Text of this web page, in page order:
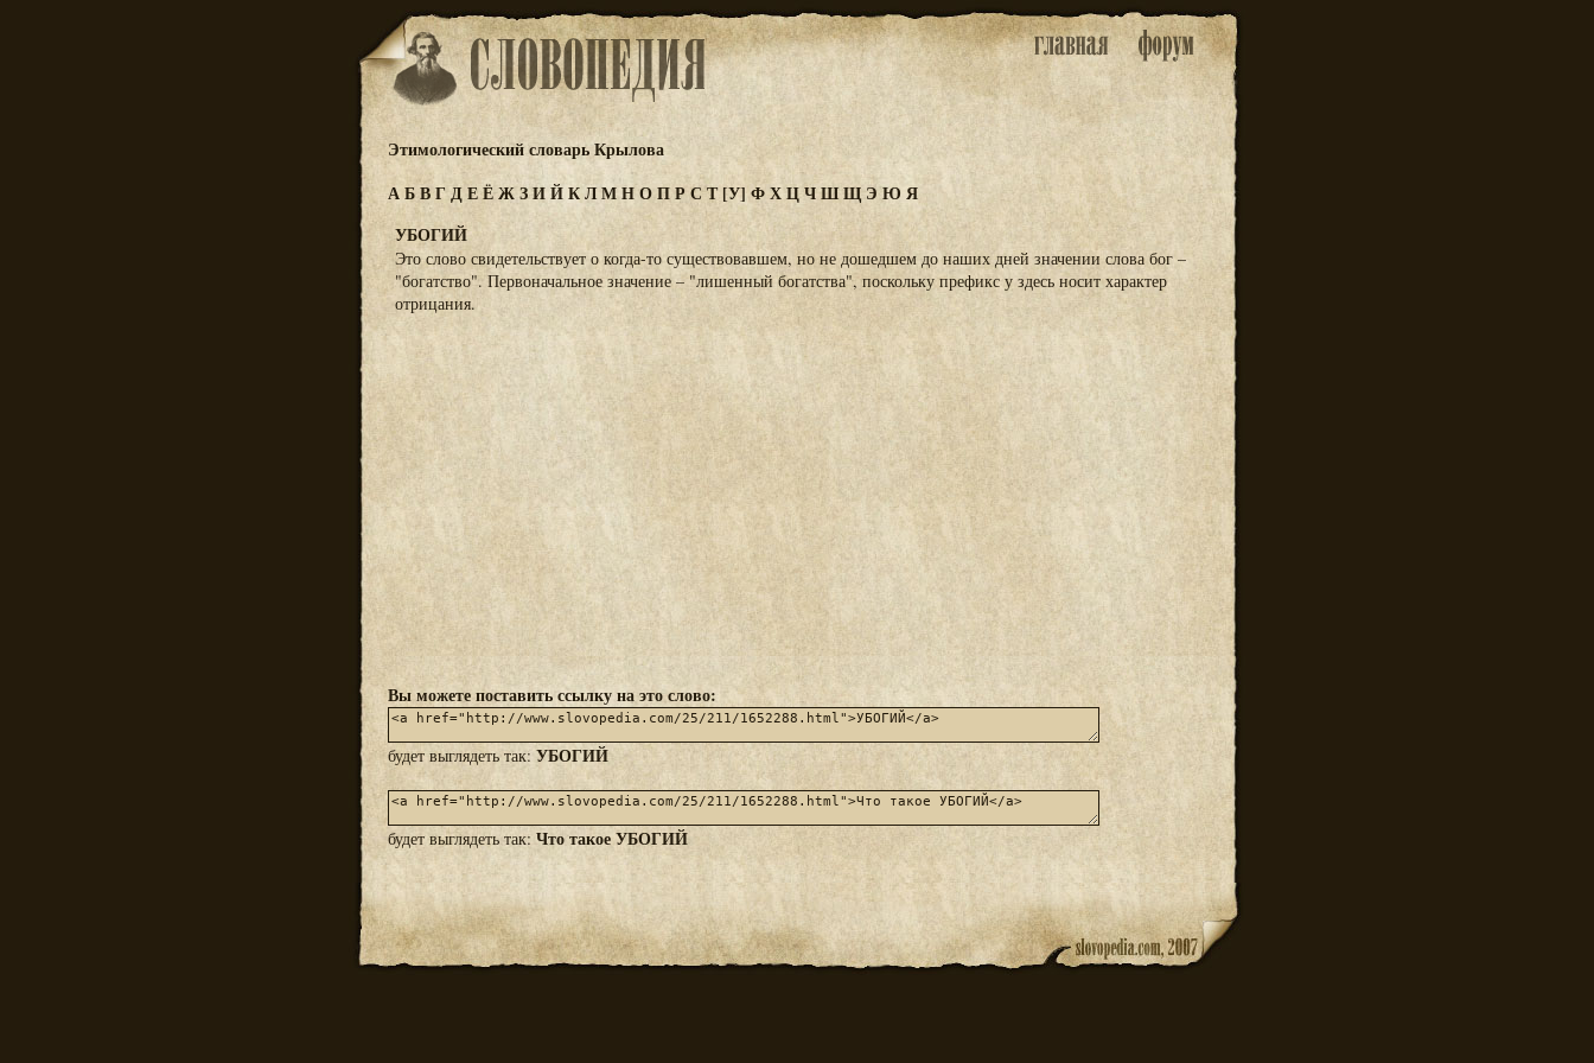
Этимологический словарь Крылова
АБВГДЕЁЖЗИЙКЛМНОПРСТ[У] ФХЦЧШЩ ЭЮ Я
УБОГИЙ
Это слово свидетельствует о когда-то существовавшем, но не дошедшем до наших дней значении слова бог –
"богатство". Первоначальное значение – "лишенный богатства", поскольку префикс у здесь носит характер
отрицания.
Вы можете поставить ссылку на это слово:
будет выглядеть так: УБОГИЙ
будет выглядеть так: Что такое УБОГИЙ